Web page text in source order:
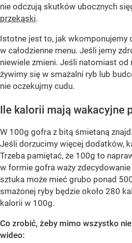
nie odczują skutków ubocznych
przekąski.
Istotne jest to, jak wkomponujemy
w całodzienne menu. Jeśli jemy
niewiele zmieni. Jeśli natomiast od
żywimy się w smażalni ryb lub
nie oczekujmy cudu.
Ile kalorii mają wakacyjne
W 100g gofra z bitą śmietaną
Jeśli dorzucimy więcej dodatków,
Trzeba pamiętać, że 100g to
w formie gofra waży
sztuka może mieć grubo ponad
smażonej ryby będzie około 280
kalorii w 100g.
Co zrobić, żeby mimo wszystko
wideo: